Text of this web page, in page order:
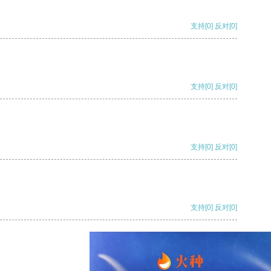
支持[0] 反对[0]
支持[0] 反对[0]
支持[0] 反对[0]
支持[0] 反对[0]
支持